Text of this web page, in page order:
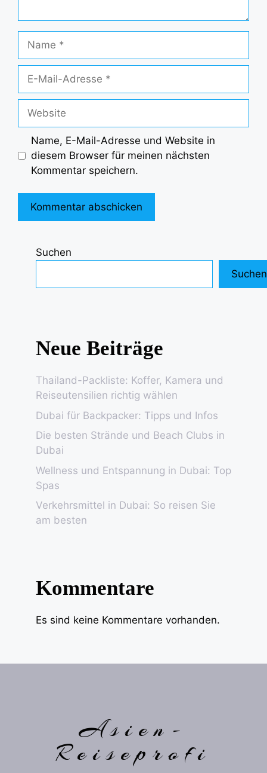
Mail-
Adresse
Name, E-Mail-Adresse und Website in
diesem Browser für meinen nächsten
Kommentar speichern.
Suchen
Suchen
Neue Beiträge
Thailand-Packliste: Koffer, Kamera und
Reiseutensilien richtig wählen
Dubai für Backpacker: Tipps und Infos
Die besten Strände und Beach Clubs in
Dubai
Wellness und Entspannung in Dubai: Top
Spas
Verkehrsmittel in Dubai: So reisen Sie
am besten
Kommentare
Es sind keine Kommentare vorhanden.
Asien-
Reiseprofi